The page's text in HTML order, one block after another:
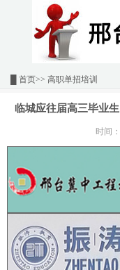
首页>> 高职单招培训
临城应往届高三毕业
时间